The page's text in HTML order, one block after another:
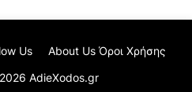
2026 AdieXodos.gr
Us About Us Όροι Χρήσης